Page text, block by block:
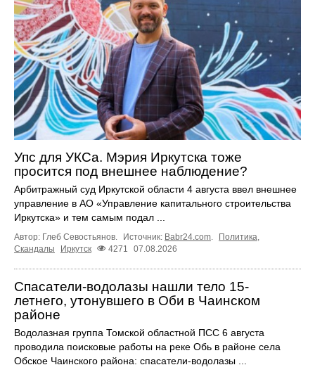
Упс для УКСа. Мэрия Иркутска тоже
просится под внешнее наблюдение?
Арбитражный суд Иркутской области 4 августа ввел внешнее
управление в АО «Управление капитального строительства
Иркутска» и тем самым подал ...
Автор: Глеб Севостьянов. Источник: Babr24.com. Политика,
Скандалы
Иркутск 4271 07.08.2026
Спасатели-водолазы нашли тело 15-
летнего, утонувшего в Оби в Чаинском
районе
Водолазная группа Томской областной ПСС 6 августа
проводила поисковые работы на реке Обь в районе села
Обское Чаинского района: спасатели-водолазы ...